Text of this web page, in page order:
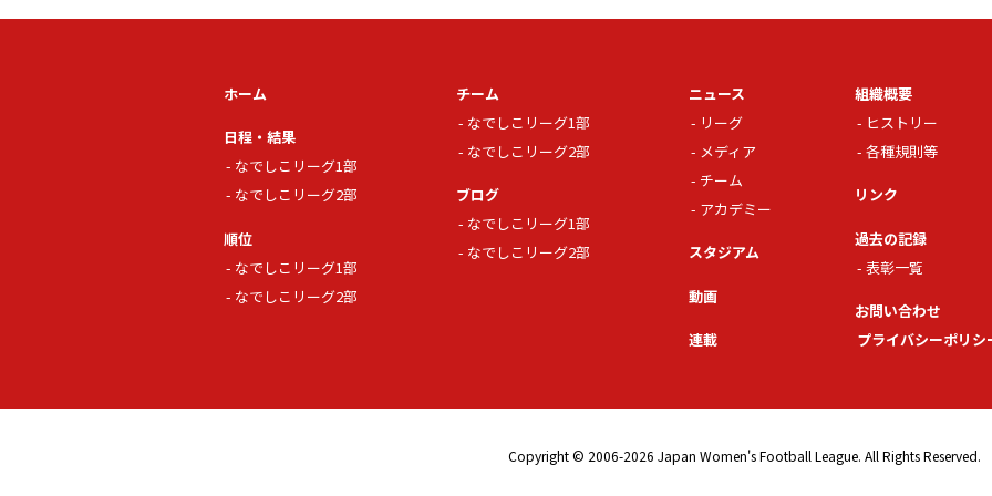
ホーム
日程・結果
なでしこリーグ1部
なでしこリーグ2部
順位
なでしこリーグ1部
なでしこリーグ2部
チーム
なでしこリーグ1部
なでしこリーグ2部
ブログ
なでしこリーグ1部
なでしこリーグ2部
ニュース
リーグ
メディア
チーム
アカデミー
スタジアム
動画
連載
組織概要
ヒストリー
各種規則等
リンク
過去の記録
表彰一覧
お問い合わせ
プライバシーポリシ
Copyright © 2006-2026 Japan Women's Football League. All Rights Reserved.